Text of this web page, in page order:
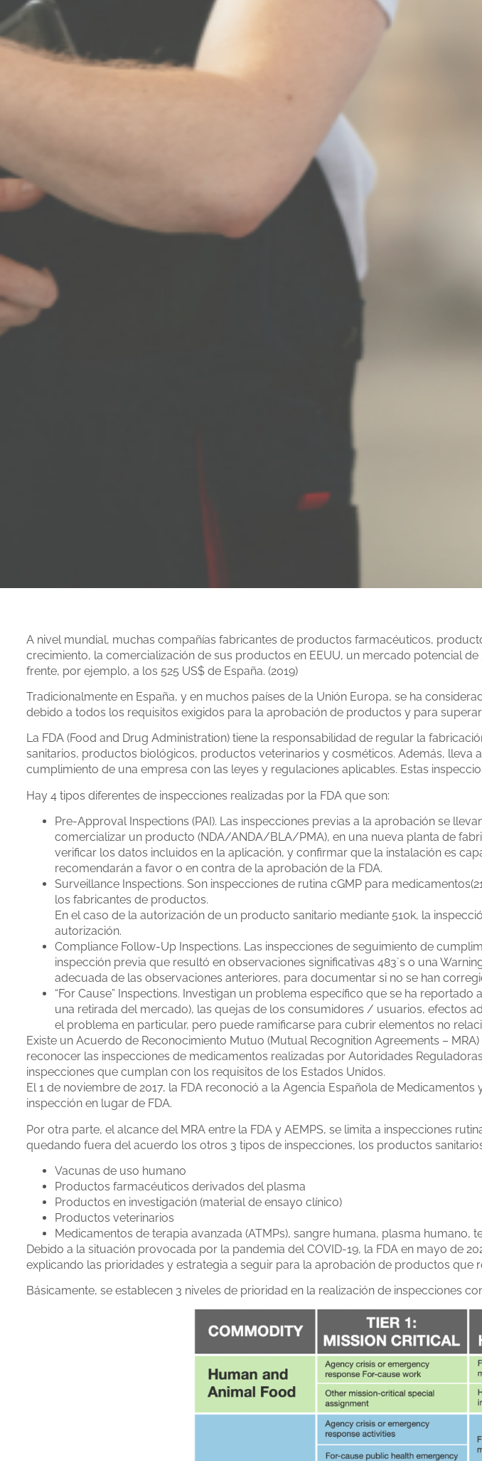
A nivel mundial, muchas compañías fabricantes de productos farmacéuticos,
crecimiento, la comercialización de sus productos en EEUU, un mercado potencial
frente, por ejemplo, a los 525 US$ de España. (2019)
Tradicionalmente en España, y en muchos países de la Unión Europa, se ha
debido a todos los requisitos exigidos para la aprobación de productos y para
La FDA (Food and Drug Administration) tiene la responsabilidad de regular la
sanitarios, productos biológicos, productos veterinarios y cosméticos. Además,
cumplimiento de una empresa con las leyes y regulaciones aplicables. Estas
Hay 4 tipos diferentes de inspecciones realizadas por la FDA que son:
Pre-Approval Inspections (PAI). Las inspecciones previas a la aprobación se
comercializar un producto (NDA/ANDA/BLA/PMA), en una nueva planta de
verificar los datos incluidos en la aplicación, y confirmar que la instalación es
recomendarán a favor o en contra de la aprobación de la FDA.
Surveillance Inspections. Son inspecciones de rutina cGMP para
los fabricantes de productos.
En el caso de la autorización de un producto sanitario mediante 510k, la
autorización.
Compliance Follow-Up Inspections. Las inspecciones de seguimiento de
inspección previa que resultó en observaciones significativas 483´s o una
adecuada de las observaciones anteriores, para documentar si no se han
“For Cause” Inspections. Investigan un problema específico que se ha
una retirada del mercado), las quejas de los consumidores / usuarios, efectos
el problema en particular, pero puede ramificarse para cubrir elementos no
Existe un Acuerdo de Reconocimiento Mutuo (Mutual Recognition Agreements –
reconocer las inspecciones de medicamentos realizadas por Autoridades
inspecciones que cumplan con los requisitos de los Estados Unidos.
El 1 de noviembre de 2017, la FDA reconoció a la Agencia Española de
inspección en lugar de FDA.
Por otra parte, el alcance del MRA entre la FDA y AEMPS, se limita a inspecciones
quedando fuera del acuerdo los otros 3 tipos de inspecciones, los productos
Vacunas de uso humano
Productos farmacéuticos derivados del plasma
Productos en investigación (material de ensayo clínico)
Productos veterinarios
Medicamentos de terapia avanzada (ATMPs), sangre humana, plasma
Debido a la situación provocada por la pandemia del COVID-19, la FDA en mayo de
explicando las prioridades y estrategia a seguir para la aprobación de productos que
Básicamente, se establecen 3 niveles de prioridad en la realización de inspecciones